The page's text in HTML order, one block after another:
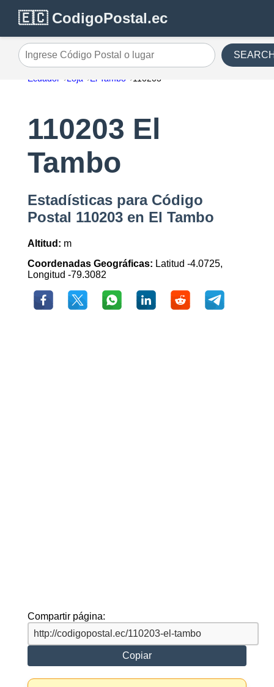
🇪🇨 CodigoPostal.ec
Ingrese Código Postal o lugar
Ecuador Loja El Tambo 110203
110203 El
Tambo
Estadísticas para Código
Postal 110203 en El Tambo
Altitud: m
Coordenadas Geográficas: Latitud -4.0725,
Longitud -79.3082
Compartir página:
Copiar